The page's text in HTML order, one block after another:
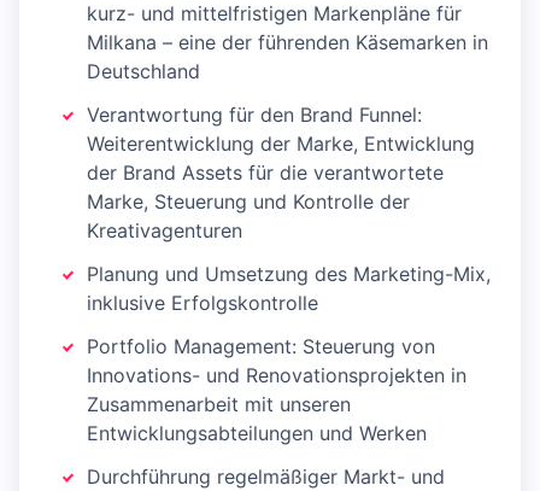
kurz- und mittelfristigen Markenpläne für
Milkana – eine der führenden Käsemarken in
Deutschland
Verantwortung für den Brand Funnel:
Weiterentwicklung der Marke, Entwicklung
der Brand Assets für die verantwortete
Marke, Steuerung und Kontrolle der
Kreativagenturen
Planung und Umsetzung des Marketing-Mix,
inklusive Erfolgskontrolle
Portfolio Management: Steuerung von
Innovations- und Renovationsprojekten in
Zusammenarbeit mit unseren
Entwicklungsabteilungen und Werken
Durchführung regelmäßiger Markt- und